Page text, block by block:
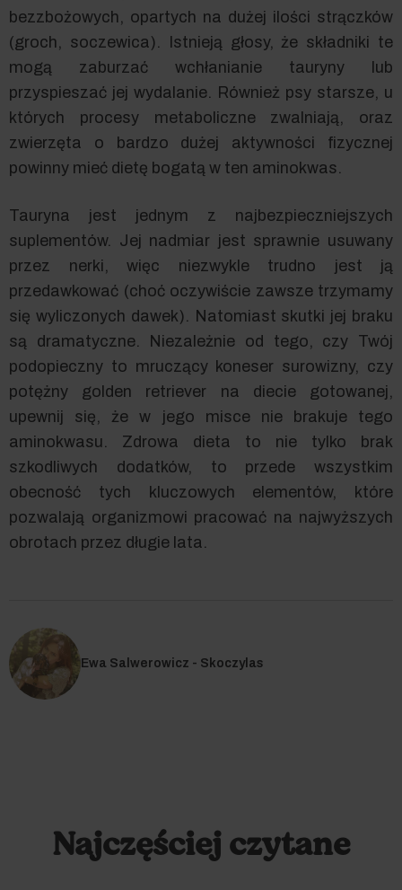
bezzbożowych, opartych na dużej ilości strączków
(groch, soczewica). Istnieją głosy, że składniki te
mogą zaburzać wchłanianie tauryny lub
przyspieszać jej wydalanie. Również psy starsze, u
których procesy metaboliczne zwalniają, oraz
zwierzęta o bardzo dużej aktywności fizycznej
powinny mieć dietę bogatą w ten aminokwas.
Tauryna jest jednym z najbezpieczniejszych
suplementów. Jej nadmiar jest sprawnie usuwany
przez nerki, więc niezwykle trudno jest ją
przedawkować (choć oczywiście zawsze trzymamy
się wyliczonych dawek). Natomiast skutki jej braku
są dramatyczne. Niezależnie od tego, czy Twój
podopieczny to mruczący koneser surowizny, czy
potężny golden retriever na diecie gotowanej,
upewnij się, że w jego misce nie brakuje tego
aminokwasu. Zdrowa dieta to nie tylko brak
szkodliwych dodatków, to przede wszystkim
obecność tych kluczowych elementów, które
pozwalają organizmowi pracować na najwyższych
obrotach przez długie lata.
Ewa Salwerowicz - Skoczylas
Najczęściej czytane